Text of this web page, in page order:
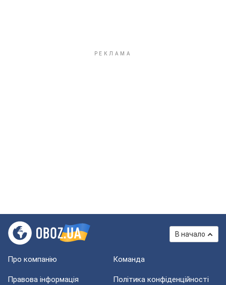
В начало
Про компанію Команда
Правова інформація Політика конфіденційності